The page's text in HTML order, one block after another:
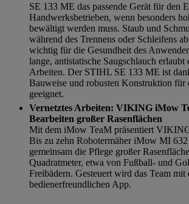
SE 133 ME das passende Gerät für den
Handwerksbetrieben, wenn besonders
bewältigt werden muss. Staub und
während des Trennens oder Schleifens
wichtig für die Gesundheit des
lange, antistatische Saugschlauch
Arbeiten. Der STIHL SE 133 ME ist
Bauweise und robusten Konstruktion für
geeignet.
Vernetztes Arbeiten: VIKING iMow
Bearbeiten großer Rasenflächen
Mit dem iMow TeaM präsentiert
Bis zu zehn Robotermäher iMow MI
gemeinsam die Pflege großer
Quadratmeter, etwa von Fußball- und
Freibädern. Gesteuert wird das Team mit
bedienerfreundlichen App.